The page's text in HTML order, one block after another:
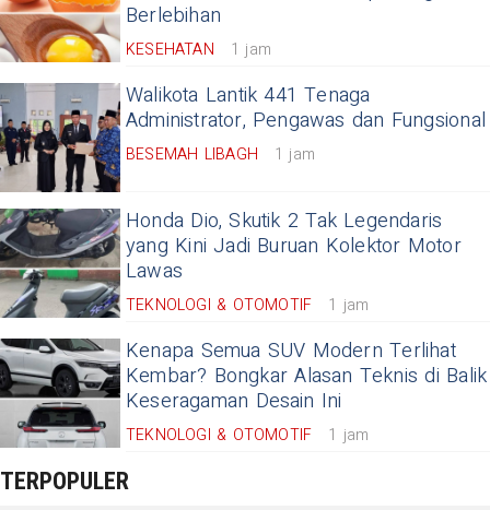
Berlebihan
KESEHATAN 1 jam
Walikota Lantik 441 Tenaga
Administrator, Pengawas dan Fungsional
BESEMAH LIBAGH 1 jam
Honda Dio, Skutik 2 Tak Legendaris
yang Kini Jadi Buruan Kolektor Motor
Lawas
TEKNOLOGI & OTOMOTIF 1 jam
Kenapa Semua SUV Modern Terlihat
Kembar? Bongkar Alasan Teknis di Balik
Keseragaman Desain Ini
TEKNOLOGI & OTOMOTIF 1 jam
TERPOPULER